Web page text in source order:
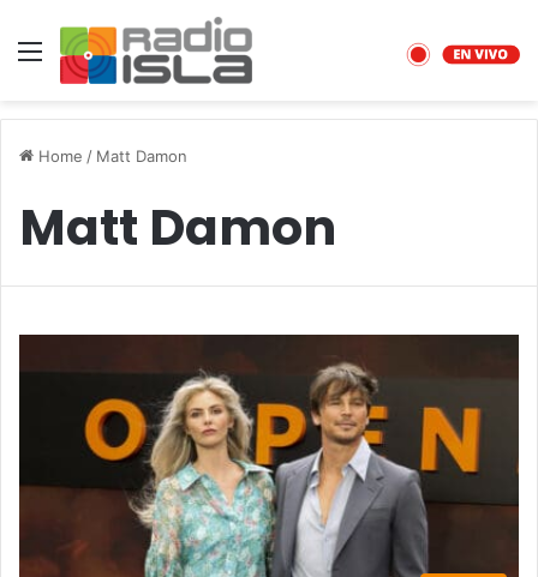
Menu
Home / Matt Damon
Matt Damon